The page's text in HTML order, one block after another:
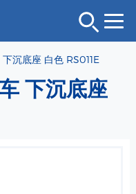
沉底座 白色 RS011E
下沉底座